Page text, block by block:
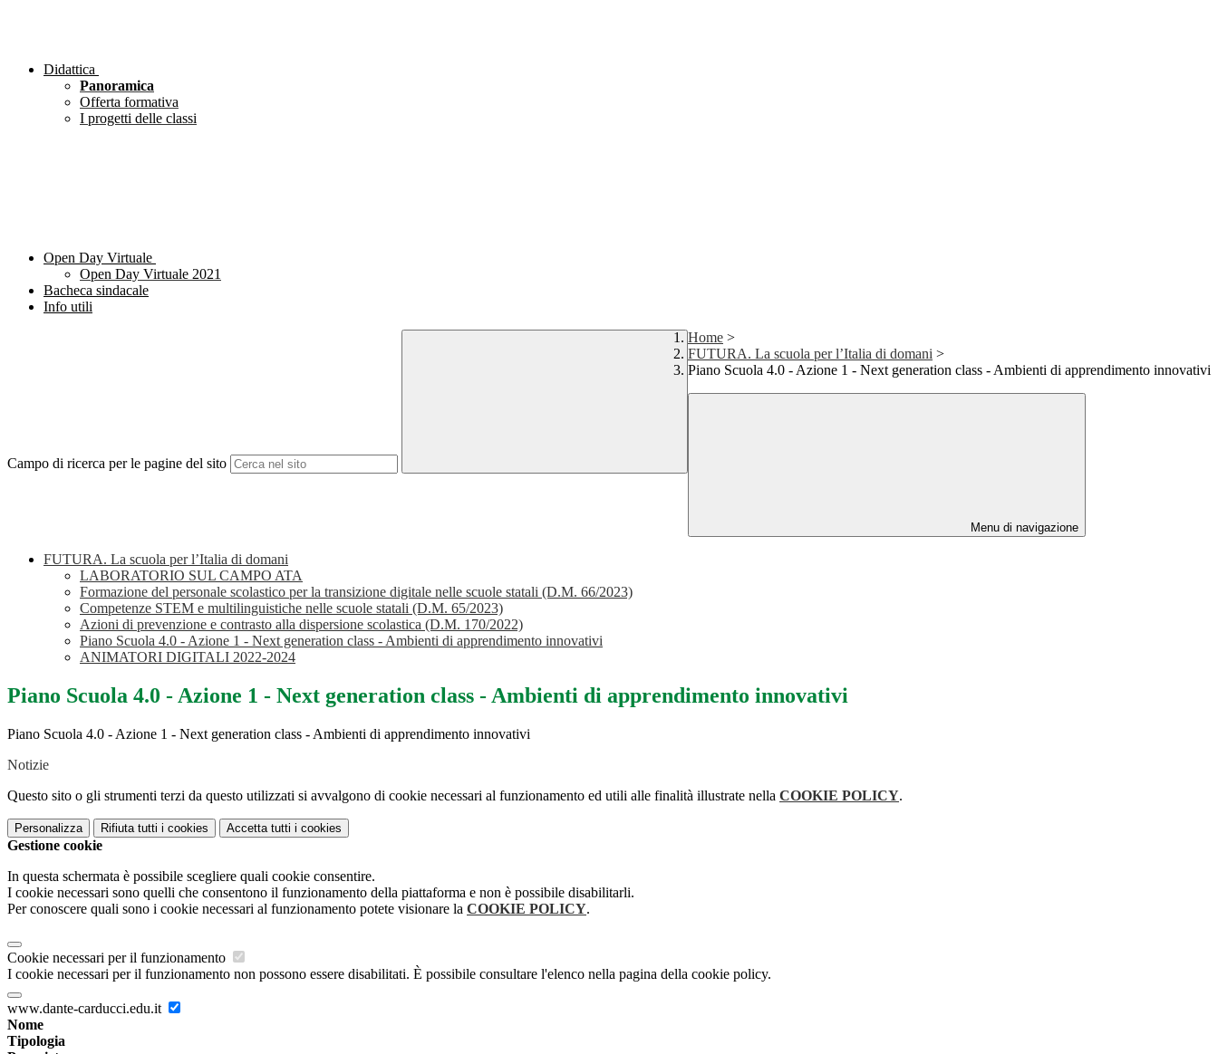
Didattica
Panoramica
Offerta formativa
I progetti delle classi
Open Day Virtuale
Open Day Virtuale 2021
Bacheca sindacale
Info utili
Campo di ricerca per le pagine del sito
Home >
FUTURA. La scuola per l’Italia di domani >
Piano Scuola 4.0 - Azione 1 - Next generation class - Ambienti di apprendimento innovativi
Menu di navigazione
FUTURA. La scuola per l’Italia di domani
LABORATORIO SUL CAMPO ATA
Formazione del personale scolastico per la transizione digitale nelle scuole statali (D.M. 66/2023)
Competenze STEM e multilinguistiche nelle scuole statali (D.M. 65/2023)
Azioni di prevenzione e contrasto alla dispersione scolastica (D.M. 170/2022)
Piano Scuola 4.0 - Azione 1 - Next generation class - Ambienti di apprendimento innovativi
ANIMATORI DIGITALI 2022-2024
Piano Scuola 4.0 - Azione 1 - Next generation class - Ambienti di apprendimento innovativi
Piano Scuola 4.0 - Azione 1 - Next generation class - Ambienti di apprendimento innovativi
Notizie
Questo sito o gli strumenti terzi da questo utilizzati si avvalgono di cookie necessari al funzionamento ed utili alle finalità illustrate nella COOKIE POLICY.
Personalizza Rifiuta tutti i cookies Accetta tutti i cookies
Gestione cookie
In questa schermata è possibile scegliere quali cookie consentire.
I cookie necessari sono quelli che consentono il funzionamento della piattaforma e non è possibile disabilitarli.
Per conoscere quali sono i cookie necessari al funzionamento potete visionare la COOKIE POLICY.
Cookie necessari per il funzionamento
I cookie necessari per il funzionamento non possono essere disabilitati. È possibile consultare l'elenco nella pagina della cookie policy.
www.dante-carducci.edu.it
Nome
Tipologia